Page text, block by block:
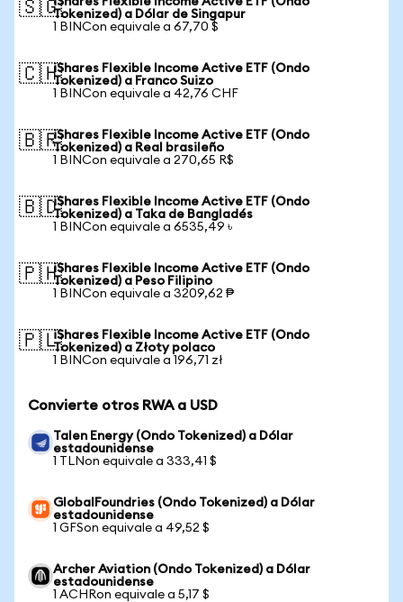
🇸🇬Tokenized) a Dólar de Singapur
1 BINCon equivale a 67,70 $
🇨🇭iShares Flexible Income Active ETF (Ondo
Tokenized) a Franco Suizo
1 BINCon equivale a 42,76 CHF
🇧🇷iShares Flexible Income Active ETF (Ondo
Tokenized) a Real brasileño
1 BINCon equivale a 270,65 R$
🇧🇩iShares Flexible Income Active ETF (Ondo
Tokenized) a Taka de Bangladés
1 BINCon equivale a 6535,49 ৳
🇵🇭iShares Flexible Income Active ETF (Ondo
Tokenized) a Peso Filipino
1 BINCon equivale a 3209,62 ₱
🇵🇱iShares Flexible Income Active ETF (Ondo
Tokenized) a Złoty polaco
1 BINCon equivale a 196,71 zł
Convierte otros RWA a USD
Talen Energy (Ondo Tokenized) a Dólar
estadounidense
1 TLNon equivale a 333,41 $
GlobalFoundries (Ondo Tokenized) a Dólar
estadounidense
1 GFSon equivale a 49,52 $
Archer Aviation (Ondo Tokenized) a Dólar
estadounidense
1 ACHRon equivale a 5,17 $